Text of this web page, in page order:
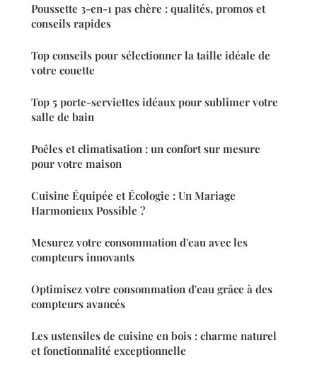
Poussette 3-en-1 pas chère : qualités, promos et
conseils rapides
Top conseils pour sélectionner la taille idéale de
votre couette
Top 5 porte-serviettes idéaux pour sublimer votre
salle de bain
Poêles et climatisation : un confort sur mesure
pour votre maison
Cuisine Équipée et Écologie : Un Mariage
Harmonieux Possible ?
Mesurez votre consommation d'eau avec les
compteurs innovants
Optimisez votre consommation d'eau grâce à des
compteurs avancés
Les ustensiles de cuisine en bois : charme naturel
et fonctionnalité exceptionnelle